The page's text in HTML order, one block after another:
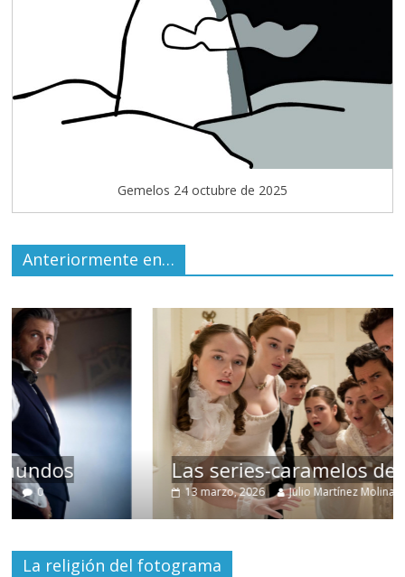
Gemelos 24 octubre de 2025
Anteriormente en…
Las series-caramelos de Shondaland
13 marzo, 2026 Julio Martínez Molina 0
La religión del fotograma